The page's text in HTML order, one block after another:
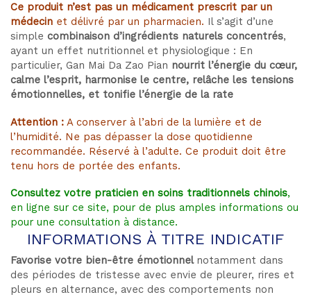
Ce produit n’est pas un médicament prescrit par un
médecin et délivré par un pharmacien. Il s’agit d’une
simple combinaison d’ingrédients naturels concentrés,
ayant un effet nutritionnel et physiologique : En
particulier, Gan Mai Da Zao Pian nourrit l’énergie du cœur,
calme l’esprit, harmonise le centre, relâche les tensions
émotionnelles, et tonifie l’énergie de la rate
Attention : A conserver à l’abri de la lumière et de
l’humidité. Ne pas dépasser la dose quotidienne
recommandée. Réservé à l’adulte. Ce produit doit être
tenu hors de portée des enfants.
Consultez votre praticien en soins traditionnels chinois,
en ligne sur ce site, pour de plus amples informations ou
pour une consultation à distance.
INFORMATIONS À TITRE INDICATIF
Favorise votre bien-être émotionnel notamment dans
des périodes de tristesse avec envie de pleurer, rires et
pleurs en alternance, avec des comportements non